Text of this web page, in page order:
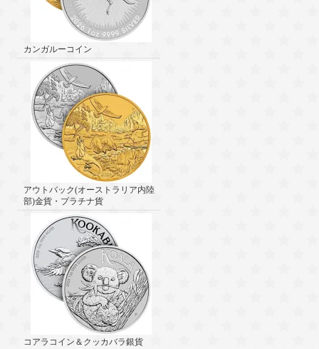
カンガルーコイン
アウトバック(オーストラリア内陸
部)金貨・プラチナ貨
コアラコイン＆クッカバラ銀貨